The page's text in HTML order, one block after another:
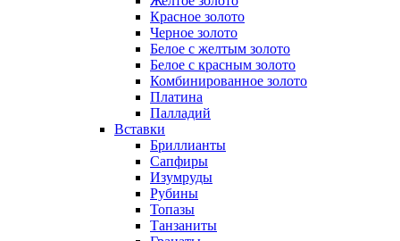
Красное золото
Черное золото
Белое с желтым золото
Белое с красным золото
Комбинированное золото
Платина
Палладий
Вставки
Бриллианты
Сапфиры
Изумруды
Рубины
Топазы
Танзаниты